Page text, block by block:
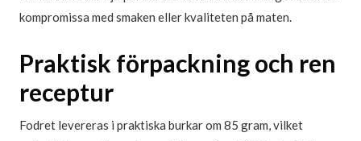
kompromissa med smaken eller kvaliteten på maten.
Praktisk förpackning och ren
receptur
Fodret levereras i praktiska burkar om 85 gram, vilket